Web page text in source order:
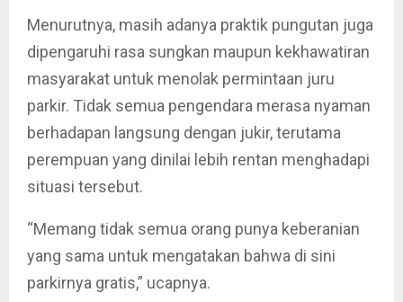
Menurutnya, masih adanya praktik pungutan juga
dipengaruhi rasa sungkan maupun kekhawatiran
masyarakat untuk menolak permintaan juru
parkir. Tidak semua pengendara merasa nyaman
berhadapan langsung dengan jukir, terutama
perempuan yang dinilai lebih rentan menghadapi
situasi tersebut.
“Memang tidak semua orang punya keberanian
yang sama untuk mengatakan bahwa di sini
parkirnya gratis,” ucapnya.